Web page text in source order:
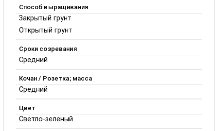
Способ выращивания
Закрытый грунт
Открытый грунт
Сроки созревания
Средний
Кочан / Розетка; масса
Средний
Цвет
Светло-зеленый